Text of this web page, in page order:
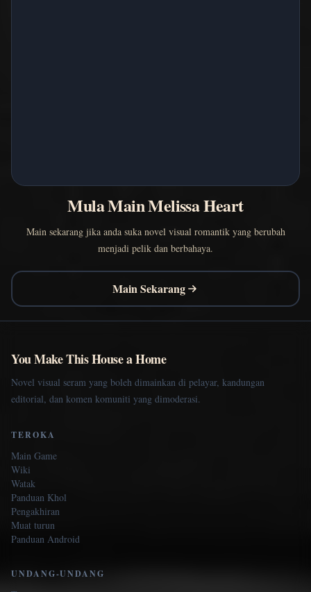
Mula Main Melissa Heart
Main sekarang jika anda suka novel visual romantik yang berubah
menjadi pelik dan berbahaya.
Main Sekarang
You Make This House a Home
Novel visual seram yang boleh dimainkan di pelayar, kandungan
editorial, dan komen komuniti yang dimoderasi.
TEROKA
Main Game
Wiki
Watak
Panduan Khol
Pengakhiran
Muat turun
Panduan Android
UNDANG-UNDANG